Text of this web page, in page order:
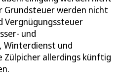
Grundsteuer werden nicht
Vergnügungssteuer
und
Winterdienst und
Zülpicher allerdings künftig